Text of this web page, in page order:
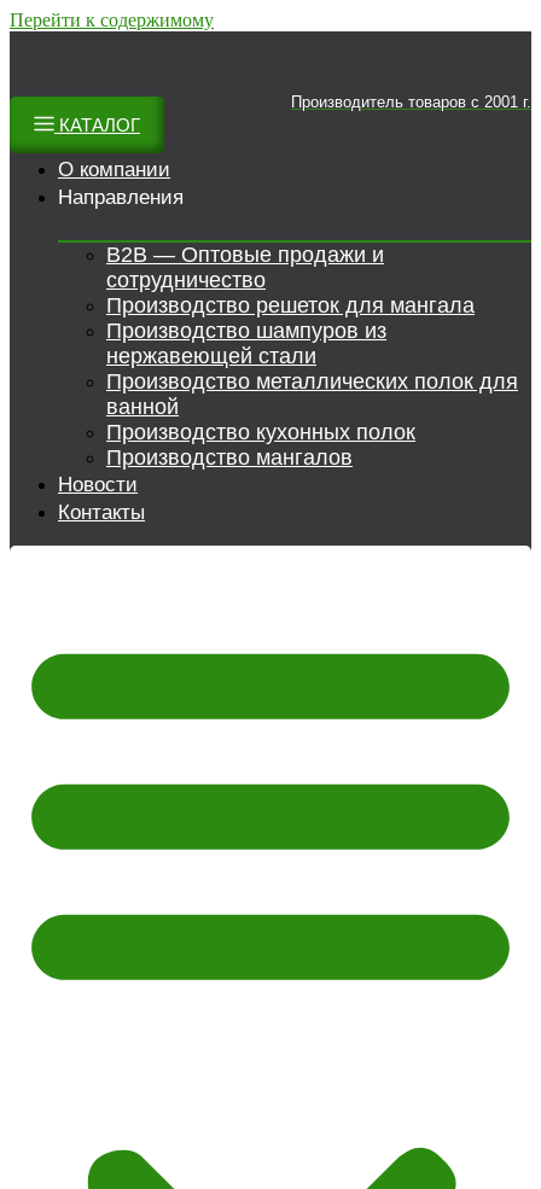
Перейти к содержимому
Производитель товаров c 2001 г.
КАТАЛОГ
О компании
Направления
B2B — Оптовые продажи и
сотрудничество
Производство решеток для мангала
Производство шампуров из
нержавеющей стали
Производство металлических полок для
ванной
Производство кухонных полок
Производство мангалов
Новости
Контакты